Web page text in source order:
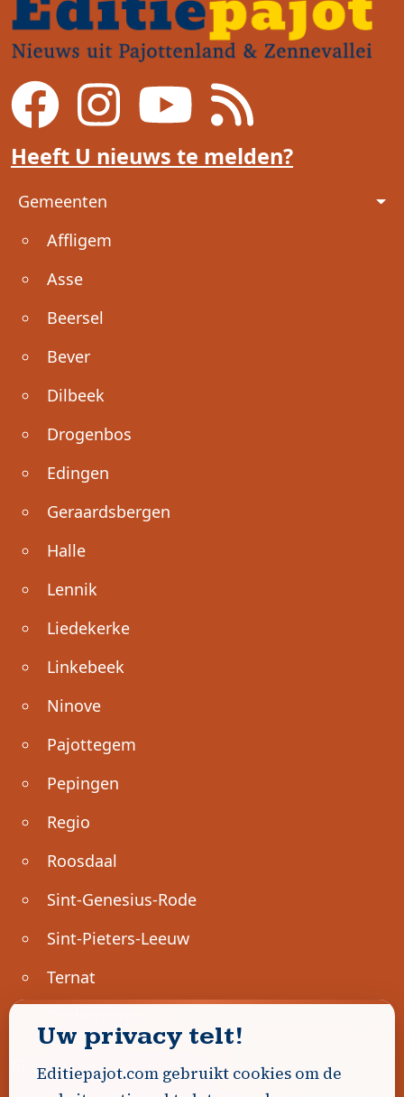
Heeft U nieuws te melden?
Voet
Gemeenten
Affligem
Asse
Beersel
Bever
Dilbeek
Drogenbos
Edingen
Geraardsbergen
Halle
Lennik
Liedekerke
Linkebeek
Ninove
Pajottegem
Pepingen
Regio
Roosdaal
Sint-Genesius-Rode
Sint-Pieters-Leeuw
Ternat
Geen advertenties gevonden.
Uw privacy telt!
Editiepajot.com gebruikt cookies om de